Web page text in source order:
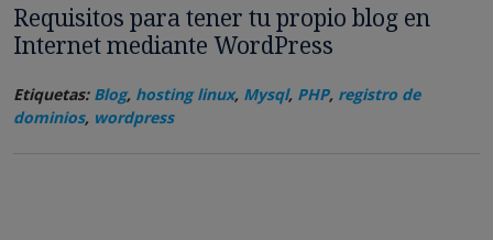
Requisitos para tener tu propio blog en
Internet mediante WordPress
Etiquetas: Blog, hosting linux, Mysql, PHP, registro de
dominios, wordpress